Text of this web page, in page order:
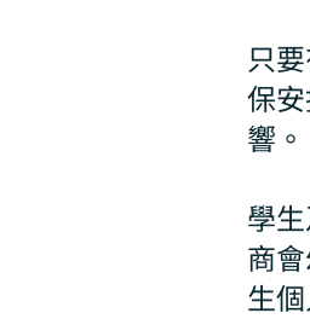
只
保
響。
學
商
生